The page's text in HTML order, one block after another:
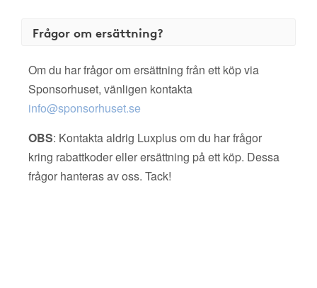
Frågor om ersättning?
Om du har frågor om ersättning från ett köp via
Sponsorhuset, vänligen kontakta
info@sponsorhuset.se
OBS: Kontakta aldrig Luxplus om du har frågor
kring rabattkoder eller ersättning på ett köp. Dessa
frågor hanteras av oss. Tack!